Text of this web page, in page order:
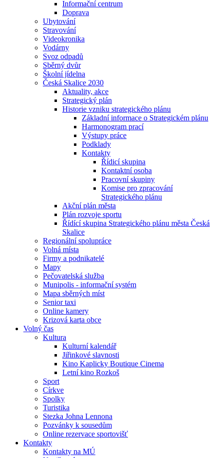
Informační centrum
Doprava
Ubytování
Stravování
Videokronika
Vodárny
Svoz odpadů
Sběrný dvůr
Školní jídelna
Česká Skalice 2030
Aktuality, akce
Strategický plán
Historie vzniku strategického plánu
Základní informace o Strategickém plánu
Harmonogram prací
Výstupy práce
Podklady
Kontakty
Řídicí skupina
Kontaktní osoba
Pracovní skupiny
Komise pro zpracování
Strategického plánu
Akční plán města
Plán rozvoje sportu
Řídící skupina Strategického plánu města Česká
Skalice
Regionální spolupráce
Volná místa
Firmy a podnikatelé
Mapy
Pečovatelská služba
Munipolis - informační systém
Mapa sběrných míst
Senior taxi
Online kamery
Krizová karta obce
Volný čas
Kultura
Kulturní kalendář
Jiřinkové slavnosti
Kino Kaplicky Boutique Cinema
Letní kino Rozkoš
Sport
Církve
Spolky
Turistika
Stezka Johna Lennona
Pozvánky k sousedům
Online rezervace sportovišť
Kontakty
Kontakty na MÚ